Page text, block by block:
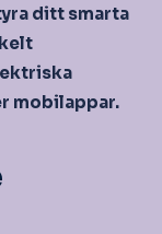
ditt smarta
mobilappar.